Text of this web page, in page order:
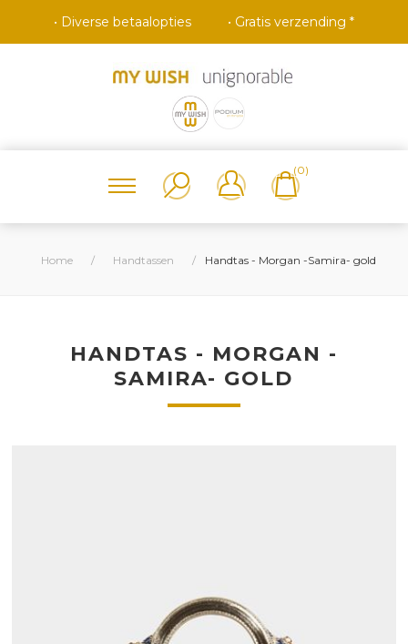
• Diverse betaalopties • Gratis verzending *
(0)
Home / Handtassen / Handtas - Morgan -Samira- gold
HANDTAS - MORGAN -
SAMIRA- GOLD